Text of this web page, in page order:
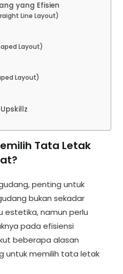
yang Efisien
Line Layout)
Layout)
Layout)
Tata Letak
penting untuk
bukan sekadar
estetika, namun perlu
pada efisiensi
beberapa alasan
untuk memilih tata letak